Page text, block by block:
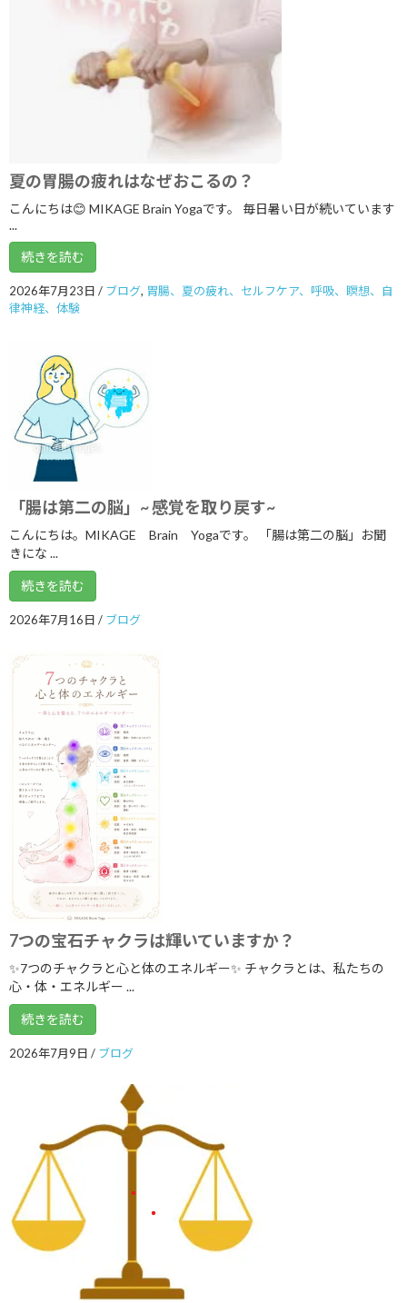
2024年10月
2024年2月
2023年11月
2023年7月
2023年6月
2023年5月
2023年4月
2022年10月
2022年9月
2022年8月
2022年7月
2022年6月
2022年4月
2022年2月
2022年1月
2021年12月
2021年9月
2021年8月
2021年7月
2021年6月
2021年5月
2021年3月
2020年12月
2020年9月
2020年8月
2020年7月
夏の胃腸の疲れはなぜおこるの？
こんにちは😊 MIKAGE Brain Yogaです。 毎日暑い日が続いています
...
続きを読む
2026年7月23日 / ブログ, 胃腸、夏の疲れ、セルフケア、呼吸、瞑想、自
律神経、体験
「腸は第二の脳」~ 感覚を取り戻す~
こんにちは。MIKAGE Brain Yogaです。 「腸は第二の脳」お聞
きにな ...
続きを読む
2026年7月16日 / ブログ
7つの宝石チャクラは輝いていますか？
✨7つのチャクラと心と体のエネルギー✨ チャクラとは、私たちの
心・体・エネルギー ...
続きを読む
2026年7月9日 / ブログ